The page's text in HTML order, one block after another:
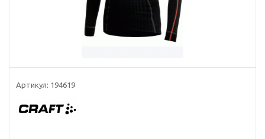
Артикул: 194619